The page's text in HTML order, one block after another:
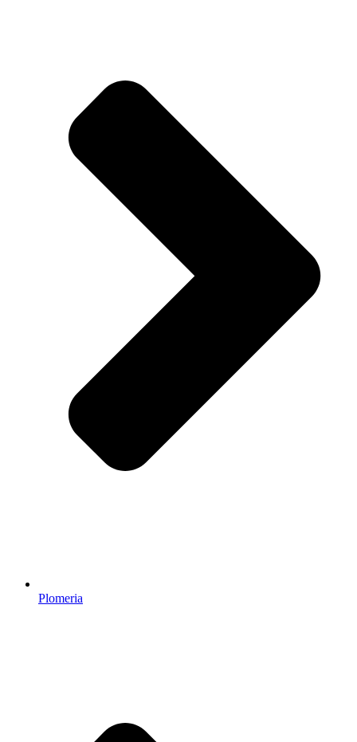
Plomeria